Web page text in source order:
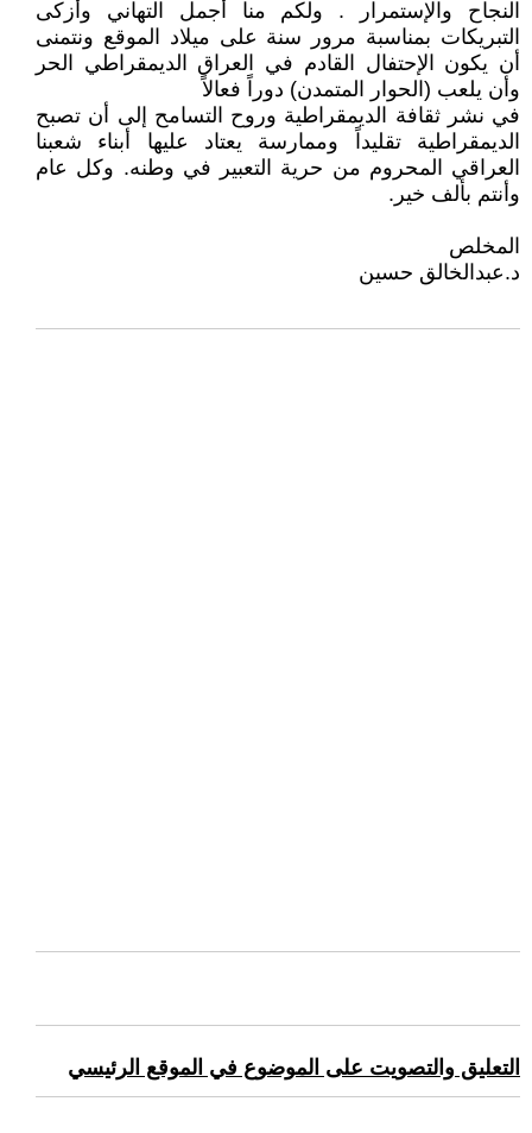
النجاح والإستمرار . ولكم منا أجمل التهاني وأزكى
التبريكات بمناسبة مرور سنة على ميلاد الموقع ونتمنى
أن يكون الإحتفال القادم في العراق الديمقراطي الحر
وأن يلعب (الحوار المتمدن) دوراً فعالاً
في نشر ثقافة الديمقراطية وروح التسامح إلى أن تصبح
الديمقراطية تقليداً وممارسة يعتاد عليها أبناء شعبنا
العراقي المحروم من حرية التعبير في وطنه. وكل عام
وأنتم بألف خير.
المخلص
د.عبدالخالق حسين
التعليق والتصويت على الموضوع في الموقع الرئيسي